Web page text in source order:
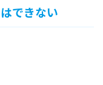
できない